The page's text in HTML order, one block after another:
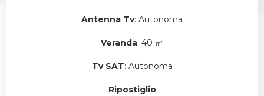
Antenna Tv: Autonoma
Veranda: 40 ㎡
Tv SAT: Autonoma
Ripostiglio